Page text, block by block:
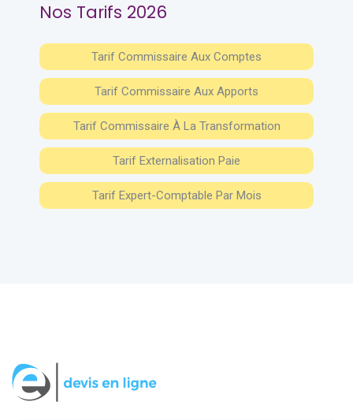
Nos Tarifs 2026
Tarif Commissaire Aux Comptes
Tarif Commissaire Aux Apports
Tarif Commissaire À La Transformation
Tarif Externalisation Paie
Tarif Expert-Comptable Par Mois